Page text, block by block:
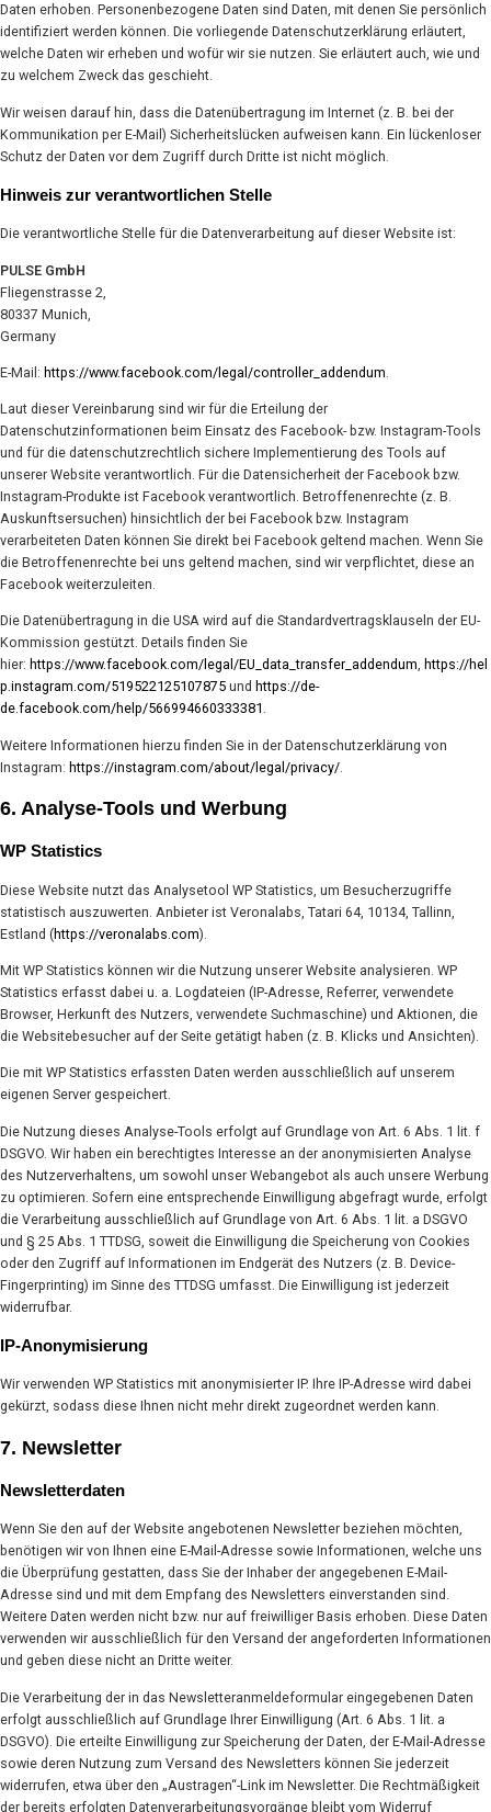
Daten erhoben. Personenbezogene Daten sind Daten, mit denen Sie persönlich
identifiziert werden können. Die vorliegende Datenschutzerklärung erläutert,
welche Daten wir erheben und wofür wir sie nutzen. Sie erläutert auch, wie und
zu welchem Zweck das geschieht.
Wir weisen darauf hin, dass die Datenübertragung im Internet (z. B. bei der
Kommunikation per E-Mail) Sicherheitslücken aufweisen kann. Ein lückenloser
Schutz der Daten vor dem Zugriff durch Dritte ist nicht möglich.
Hinweis zur verantwortlichen Stelle
Die verantwortliche Stelle für die Datenverarbeitung auf dieser Website ist:
PULSE GmbH
Fliegenstrasse 2,
80337 Munich,
Germany
E-Mail: https://www.facebook.com/legal/controller_addendum
Laut dieser Vereinbarung sind wir für die Erteilung der
Datenschutzinformationen beim Einsatz des Facebook- bzw. Instagram-Tools
und für die datenschutzrechtlich sichere Implementierung des Tools auf
unserer Website verantwortlich. Für die Datensicherheit der Facebook bzw.
Instagram-Produkte ist Facebook verantwortlich. Betroffenenrechte (z. B.
Auskunftsersuchen) hinsichtlich der bei Facebook bzw. Instagram
verarbeiteten Daten können Sie direkt bei Facebook geltend machen. Wenn Sie
die Betroffenenrechte bei uns geltend machen, sind wir verpflichtet, diese an
Facebook weiterzuleiten.
Die Datenübertragung in die USA wird auf die Standardvertragsklauseln der EU-
Kommission gestützt. Details finden Sie
hier: https://www.facebook.com/legal/EU_data_transfer_addendum, https://hel
p.instagram.com/519522125107875 und https://de-
de.facebook.com/help/566994660333381 .
Weitere Informationen hierzu finden Sie in der Datenschutzerklärung von
Instagram: https://instagram.com/about/legal/privacy/
6. Analyse-Tools und Werbung
WP Statistics
Diese Website nutzt das Analysetool WP Statistics, um Besucherzugriffe
statistisch auszuwerten. Anbieter ist Veronalabs, Tatari 64, 10134, Tallinn,
Estland (https://veronalabs.com).
Mit WP Statistics können wir die Nutzung unserer Website analysieren. WP
Statistics erfasst dabei u. a. Logdateien (IP-Adresse, Referrer, verwendete
Browser, Herkunft des Nutzers, verwendete Suchmaschine) und Aktionen, die
die Websitebesucher auf der Seite getätigt haben (z. B. Klicks und Ansichten).
Die mit WP Statistics erfassten Daten werden ausschließlich auf unserem
eigenen Server gespeichert.
Die Nutzung dieses Analyse-Tools erfolgt auf Grundlage von Art. 6 Abs. 1 lit. f
DSGVO. Wir haben ein berechtigtes Interesse an der anonymisierten Analyse
des Nutzerverhaltens, um sowohl unser Webangebot als auch unsere Werbung
zu optimieren. Sofern eine entsprechende Einwilligung abgefragt wurde, erfolgt
die Verarbeitung ausschließlich auf Grundlage von Art. 6 Abs. 1 lit. a DSGVO
und § 25 Abs. 1 TTDSG, soweit die Einwilligung die Speicherung von Cookies
oder den Zugriff auf Informationen im Endgerät des Nutzers (z. B. Device-
Fingerprinting) im Sinne des TTDSG umfasst. Die Einwilligung ist jederzeit
widerrufbar.
IP-Anonymisierung
Wir verwenden WP Statistics mit anonymisierter IP. Ihre IP-Adresse wird dabei
gekürzt, sodass diese Ihnen nicht mehr direkt zugeordnet werden kann.
7. Newsletter
Newsletter­daten
Wenn Sie den auf der Website angebotenen Newsletter beziehen möchten,
benötigen wir von Ihnen eine E-Mail-Adresse sowie Informationen, welche uns
die Überprüfung gestatten, dass Sie der Inhaber der angegebenen E-Mail-
Adresse sind und mit dem Empfang des Newsletters einverstanden sind.
Weitere Daten werden nicht bzw. nur auf freiwilliger Basis erhoben. Diese Daten
verwenden wir ausschließlich für den Versand der angeforderten Informationen
und geben diese nicht an Dritte weiter.
Die Verarbeitung der in das Newsletteranmeldeformular eingegebenen Daten
erfolgt ausschließlich auf Grundlage Ihrer Einwilligung (Art. 6 Abs. 1 lit. a
DSGVO). Die erteilte Einwilligung zur Speicherung der Daten, der E-Mail-Adresse
sowie deren Nutzung zum Versand des Newsletters können Sie jederzeit
widerrufen, etwa über den „Austragen“-Link im Newsletter. Die Rechtmäßigkeit
der bereits erfolgten Datenverarbeitungsvorgänge bleibt vom Widerruf